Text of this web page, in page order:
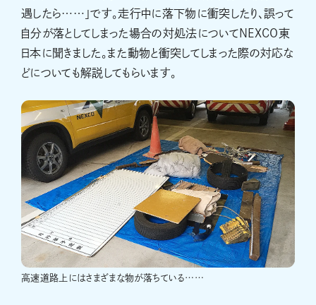
遇したら……」です。走行中に落下物に衝突したり、誤って
自分が落としてしまった場合の対処法についてNEXCO東
日本に聞きました。また動物と衝突してしまった際の対応な
どについても解説してもらいます。
高速道路上にはさまざまな物が落ちている……